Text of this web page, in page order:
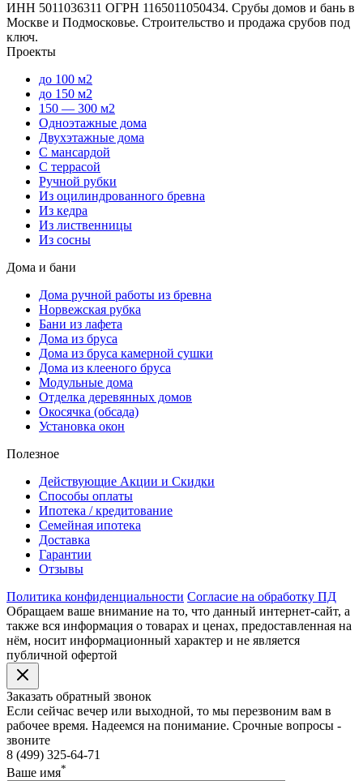
ИНН 5011036311 ОГРН 1165011050434. Срубы домов и бань в
Москве и Подмосковье. Строительство и продажа срубов под
ключ.
Проекты
до 100 м2
до 150 м2
150 — 300 м2
Одноэтажные дома
Двухэтажные дома
С мансардой
С террасой
Ручной рубки
Из оцилиндрованного бревна
Из кедра
Из лиственницы
Из сосны
Дома и бани
Дома ручной работы из бревна
Норвежская рубка
Бани из лафета
Дома из бруса
Дома из бруса камерной сушки
Дома из клееного бруса
Модульные дома
Отделка деревянных домов
Окосячка (обсада)
Установка окон
Полезное
Действующие Акции и Скидки
Способы оплаты
Ипотека / кредитование
Семейная ипотека
Доставка
Гарантии
Отзывы
Политика конфиденциальности Согласие на обработку ПД
Обращаем ваше внимание на то, что данный интернет-сайт, а
также вся информация о товарах и ценах, предоставленная на
нём, носит информационный характер и не является
публичной офертой
Заказать обратный звонок
Если сейчас вечер или выходной, то мы перезвоним вам в
рабочее время. Надеемся на понимание. Срочные вопросы -
звоните
8 (499) 325-64-71
Ваше имя*